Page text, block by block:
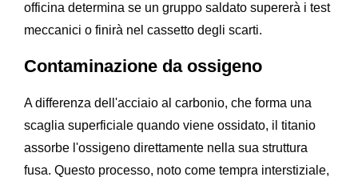
officina determina se un gruppo saldato supererà i test
meccanici o finirà nel cassetto degli scarti.
Contaminazione da ossigeno
A differenza dell'acciaio al carbonio, che forma una
scaglia superficiale quando viene ossidato, il titanio
assorbe l'ossigeno direttamente nella sua struttura
fusa. Questo processo, noto come tempra interstiziale,